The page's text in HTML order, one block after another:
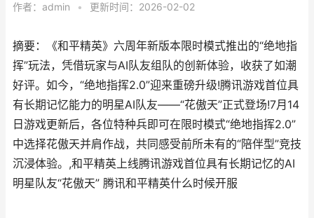
作者： admin • 更新时间：2026-02-02
摘要：《和平精英》六周年新版本限时模式推出的“绝地指
挥”玩法，凭借玩家与AI队友组队的创新体验，收获了如潮
好评。如今，“绝地指挥2.0”迎来重磅升级!腾讯游戏首位具
有长期记忆能力的明星AI队友——“花傲天”正式登场!7月14
日游戏更新后，各位特种兵即可在限时模式“绝地指挥2.0”
中选择花傲天并肩作战，共同感受前所未有的“陪伴型”竞技
沉浸体验。,和平精英上线腾讯游戏首位具有长期记忆的AI
明星队友“花傲天” 腾讯和平精英什么时候开服